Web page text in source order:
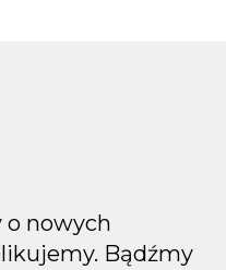
o nowych
Bądźmy